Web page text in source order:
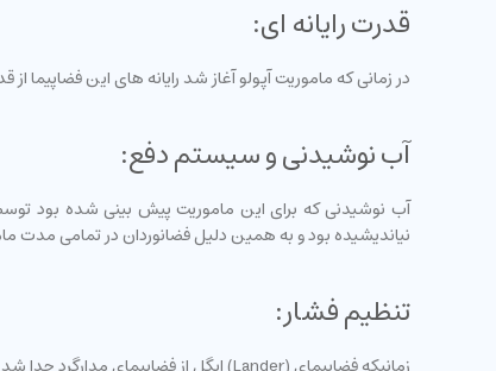
قدرت رایانه ای:
در زمانی که ماموریت آپولو آغاز شد رایانه های این فضاپیما
آب نوشیدنی و سیستم دفع:
آب نوشیدنی که برای این ماموریت پیش بینی شده بود توسط
نیاندیشیده بود و به همین دلیل فضانوردان در تمامی مدت
تنظیم فشار: